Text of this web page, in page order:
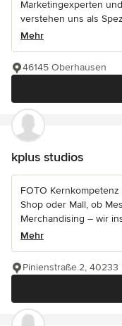
Marketingexperten
verstehen uns als
Mehr
46145 Oberhausen
kplus studios
FOTO
Shop oder Mall, ob
Merchandising – wir
Mehr
Pinienstraße.2,